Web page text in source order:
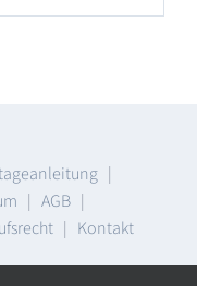
|
| AGB |
| Kontakt